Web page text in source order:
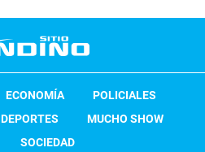
ECONOMÍA
POLICIALES
DEPORTES
MUCHO SHOW
SOCIEDAD